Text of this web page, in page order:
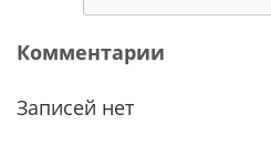
Комментарии
Записей нет